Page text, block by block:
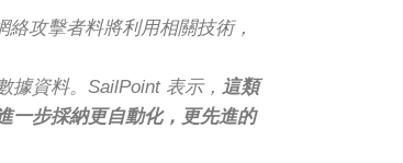
攻擊者料將利用相關技術，
資料。SailPoint 表示， 這類
一步採納更自動化，更先進的